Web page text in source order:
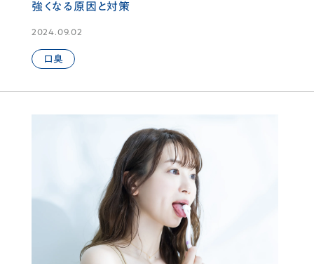
強くなる原因と対策
2024.09.02
口臭